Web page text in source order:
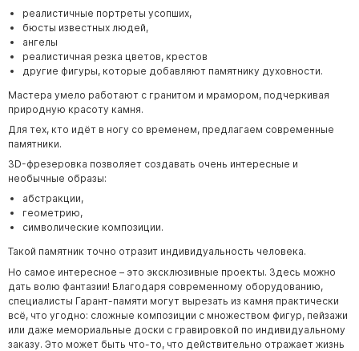
реалистичные портреты усопших,
бюсты известных людей,
ангелы
реалистичная резка цветов, крестов
другие фигуры, которые добавляют памятнику духовности.
Мастера умело работают с гранитом и мрамором, подчеркивая
природную красоту камня.
Для тех, кто идёт в ногу со временем, предлагаем современные
памятники.
3D-фрезеровка позволяет создавать очень интересные и
необычные образы:
абстракции,
геометрию,
символические композиции.
Такой памятник точно отразит индивидуальность человека.
Но самое интересное – это эксклюзивные проекты. Здесь можно
дать волю фантазии! Благодаря современному оборудованию,
специалисты Гарант-памяти могут вырезать из камня практически
всё, что угодно: сложные композиции с множеством фигур, пейзажи
или даже мемориальные доски с гравировкой по индивидуальному
заказу. Это может быть что-то, что действительно отражает жизнь